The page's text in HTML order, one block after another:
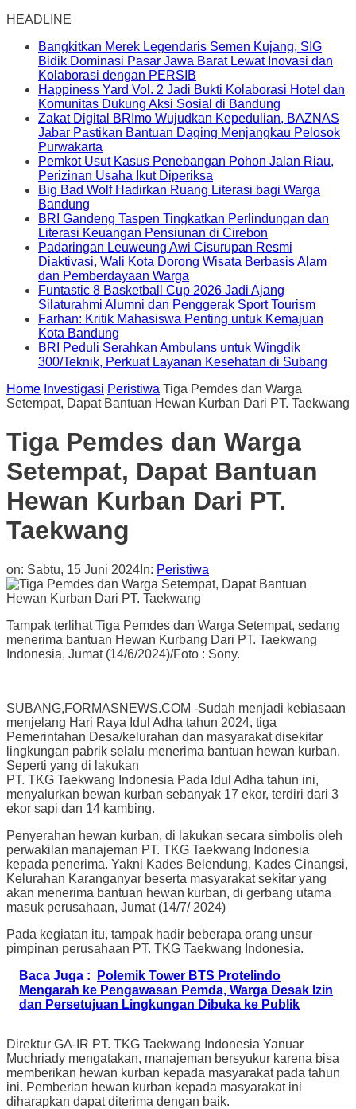
HEADLINE
Bangkitkan Merek Legendaris Semen Kujang, SIG
Bidik Dominasi Pasar Jawa Barat Lewat Inovasi dan
Kolaborasi dengan PERSIB
Happiness Yard Vol. 2 Jadi Bukti Kolaborasi Hotel dan
Komunitas Dukung Aksi Sosial di Bandung
Zakat Digital BRImo Wujudkan Kepedulian, BAZNAS
Jabar Pastikan Bantuan Daging Menjangkau Pelosok
Purwakarta
Pemkot Usut Kasus Penebangan Pohon Jalan Riau,
Perizinan Usaha Ikut Diperiksa
Big Bad Wolf Hadirkan Ruang Literasi bagi Warga
Bandung
BRI Gandeng Taspen Tingkatkan Perlindungan dan
Literasi Keuangan Pensiunan di Cirebon
Padaringan Leuweung Awi Cisurupan Resmi
Diaktivasi, Wali Kota Dorong Wisata Berbasis Alam
dan Pemberdayaan Warga
Funtastic 8 Basketball Cup 2026 Jadi Ajang
Silaturahmi Alumni dan Penggerak Sport Tourism
Farhan: Kritik Mahasiswa Penting untuk Kemajuan
Kota Bandung
BRI Peduli Serahkan Ambulans untuk Wingdik
300/Teknik, Perkuat Layanan Kesehatan di Subang
Home Investigasi Peristiwa Tiga Pemdes dan Warga
Setempat, Dapat Bantuan Hewan Kurban Dari PT. Taekwang
Tiga Pemdes dan Warga
Setempat, Dapat Bantuan
Hewan Kurban Dari PT.
Taekwang
on: Sabtu, 15 Juni 2024 In: Peristiwa
Tampak terlihat Tiga Pemdes dan Warga Setempat, sedang
menerima bantuan Hewan Kurbang Dari PT. Taekwang
Indonesia, Jumat (14/6/2024)/Foto : Sony.
SUBANG,FORMASNEWS.COM -Sudah menjadi kebiasaan
menjelang Hari Raya Idul Adha tahun 2024, tiga
Pemerintahan Desa/kelurahan dan masyarakat disekitar
lingkungan pabrik selalu menerima bantuan hewan kurban.
Seperti yang di lakukan
PT. TKG Taekwang Indonesia Pada Idul Adha tahun ini,
menyalurkan bewan kurban sebanyak 17 ekor, terdiri dari 3
ekor sapi dan 14 kambing.
Penyerahan hewan kurban, di lakukan secara simbolis oleh
perwakilan manajeman PT. TKG Taekwang Indonesia
kepada penerima. Yakni Kades Belendung, Kades Cinangsi,
Kelurahan Karanganyar beserta masyarakat sekitar yang
akan menerima bantuan hewan kurban, di gerbang utama
masuk perusahaan, Jumat (14/7/ 2024)
Pada kegiatan itu, tampak hadir beberapa orang unsur
pimpinan perusahaan PT. TKG Taekwang Indonesia.
Baca Juga :
Polemik Tower BTS Protelindo
Mengarah ke Pengawasan Pemda, Warga Desak Izin
dan Persetujuan Lingkungan Dibuka ke Publik
Direktur GA-IR PT. TKG Taekwang Indonesia Yanuar
Muchriady mengatakan, manajeman bersyukur karena bisa
memberikan hewan kurban kepada masyarakat pada tahun
ini. Pemberian hewan kurban kepada masyarakat ini
diharapkan dapat diterima dengan baik.